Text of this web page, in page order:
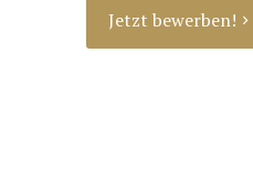
Jetzt bewerben!